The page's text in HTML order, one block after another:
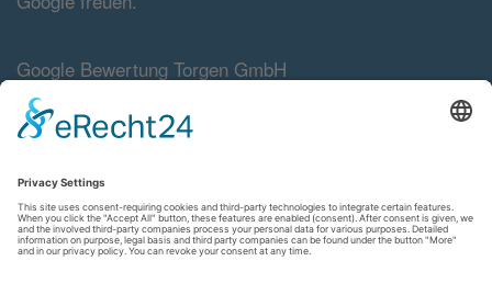
Google Bewertung Torgen GmbH
Impressum
AGB